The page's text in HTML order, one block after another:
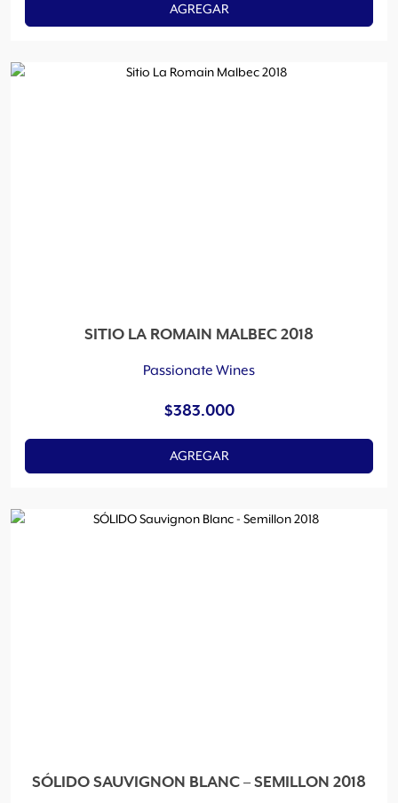
AGREGAR
SITIO LA ROMAIN MALBEC 2018
Passionate Wines
$383.000
AGREGAR
SÓLIDO SAUVIGNON BLANC – SEMILLON 2018